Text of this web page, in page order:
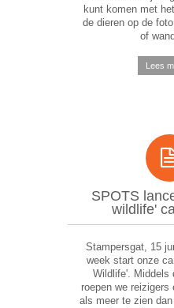
kunt komen met
de dieren op de
of
Lees
SPOTS
wildlife'
Stampersgat, 15
week start onze
Wildlife'. Middels
roepen we reizigers
als meer te zien